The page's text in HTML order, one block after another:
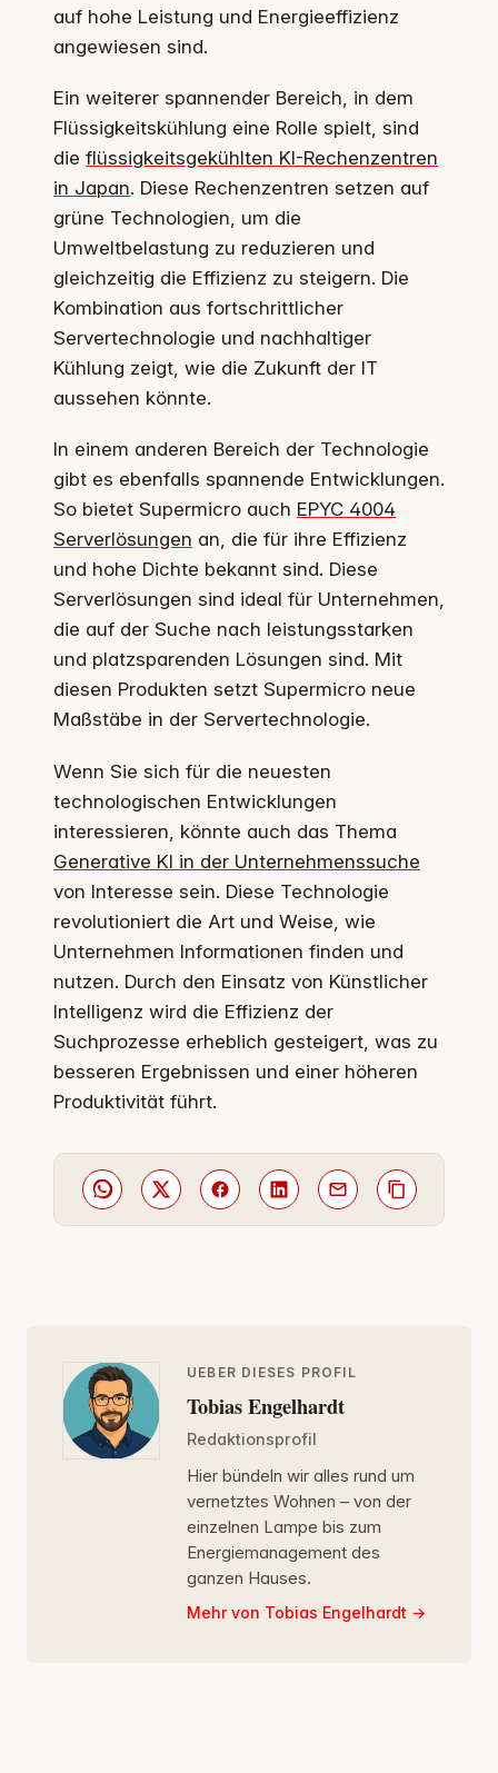
auf hohe Leistung und Energieeffizienz
angewiesen sind.
Ein weiterer spannender Bereich, in dem
Flüssigkeitskühlung eine Rolle spielt, sind
die flüssigkeitsgekühlten KI-Rechenzentren
in Japan. Diese Rechenzentren setzen auf
grüne Technologien, um die
Umweltbelastung zu reduzieren und
gleichzeitig die Effizienz zu steigern. Die
Kombination aus fortschrittlicher
Servertechnologie und nachhaltiger
Kühlung zeigt, wie die Zukunft der IT
aussehen könnte.
In einem anderen Bereich der Technologie
gibt es ebenfalls spannende Entwicklungen.
So bietet Supermicro auch EPYC 4004
Serverlösungen an, die für ihre Effizienz
und hohe Dichte bekannt sind. Diese
Serverlösungen sind ideal für Unternehmen,
die auf der Suche nach leistungsstarken
und platzsparenden Lösungen sind. Mit
diesen Produkten setzt Supermicro neue
Maßstäbe in der Servertechnologie.
Wenn Sie sich für die neuesten
technologischen Entwicklungen
interessieren, könnte auch das Thema
Generative KI in der Unternehmenssuche
von Interesse sein. Diese Technologie
revolutioniert die Art und Weise, wie
Unternehmen Informationen finden und
nutzen. Durch den Einsatz von Künstlicher
Intelligenz wird die Effizienz der
Suchprozesse erheblich gesteigert, was zu
besseren Ergebnissen und einer höheren
Produktivität führt.
UEBER DIESES PROFIL
Tobias Engelhardt
Redaktionsprofil
Hier bündeln wir alles rund um
vernetztes Wohnen – von der
einzelnen Lampe bis zum
Energiemanagement des
ganzen Hauses.
Mehr von Tobias Engelhardt